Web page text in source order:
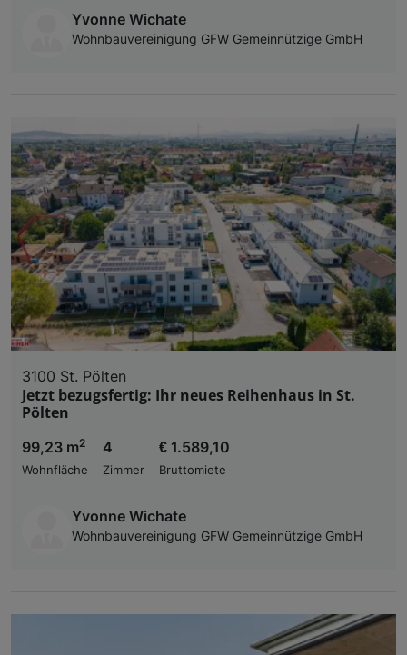
Yvonne Wichate
Wohnbauvereinigung GFW Gemeinnützige GmbH
3100 St. Pölten
Jetzt bezugsfertig: Ihr neues Reihenhaus in St.
Pölten
99,23 m2
Wohnfläche
4
Zimmer
€ 1.589,10
Bruttomiete
Yvonne Wichate
Wohnbauvereinigung GFW Gemeinnützige GmbH